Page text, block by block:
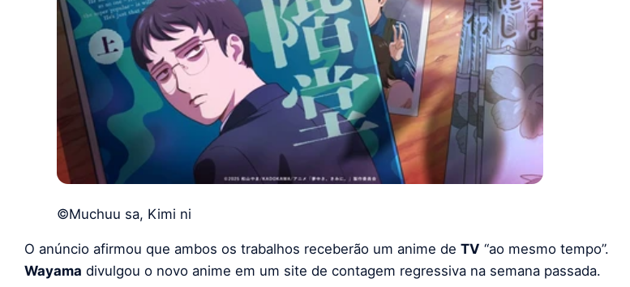
©Muchuu sa, Kimi ni
O anúncio afirmou que ambos os trabalhos receberão um anime de TV “ao mesmo tempo”.
Wayama divulgou o novo anime em um site de contagem regressiva na semana passada.